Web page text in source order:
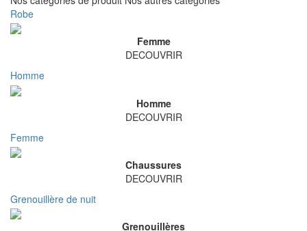
Robe
Femme
DECOUVRIR
Homme
Homme
DECOUVRIR
Femme
Chaussures
DECOUVRIR
Grenouillère de nuit
Grenouillères